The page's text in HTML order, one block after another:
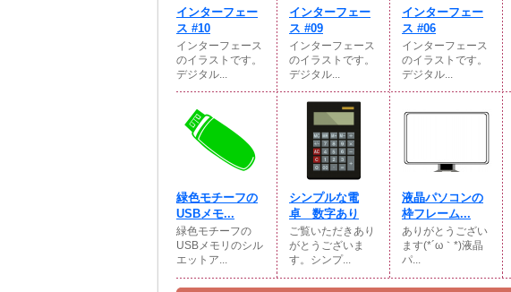
インターフェー
ス #10
インターフェース
のイラストです。
デジタル...
インターフェー
ス #09
インターフェース
のイラストです。
デジタル...
インターフェー
ス #06
インターフェース
のイラストです。
デジタル...
緑色モチーフの
USBメモ...
緑色モチーフの
USBメモリのシル
エットア...
シンプルな電
卓 数字あり
ご覧いただきあり
がとうございま
す。シンプ...
液晶パソコンの
枠フレーム...
ありがとうござい
ます(*´ω｀*)液晶
パ...